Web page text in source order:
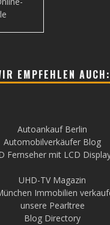
EMPFEHLEN AUCH:
Autoankauf Berlin
Automobilverkäufer Blog
Fernseher mit LCD
UHD-TV Magazin
Immobilien
unsere Pearltree
Blog Directory